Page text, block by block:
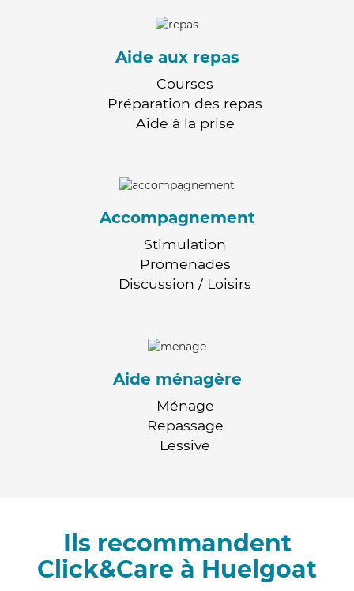
Aide aux repas
Courses
Préparation des repas
Aide à la prise
Accompagnement
Stimulation
Promenades
Discussion / Loisirs
Aide ménagère
Ménage
Repassage
Lessive
Ils recommandent
Click&Care à Huelgoat